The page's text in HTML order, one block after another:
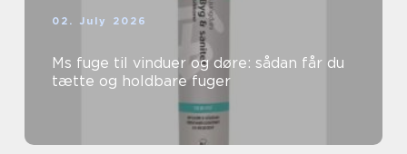
02. July 2026
Ms fuge til vinduer og døre: sådan får du
tætte og holdbare fuger